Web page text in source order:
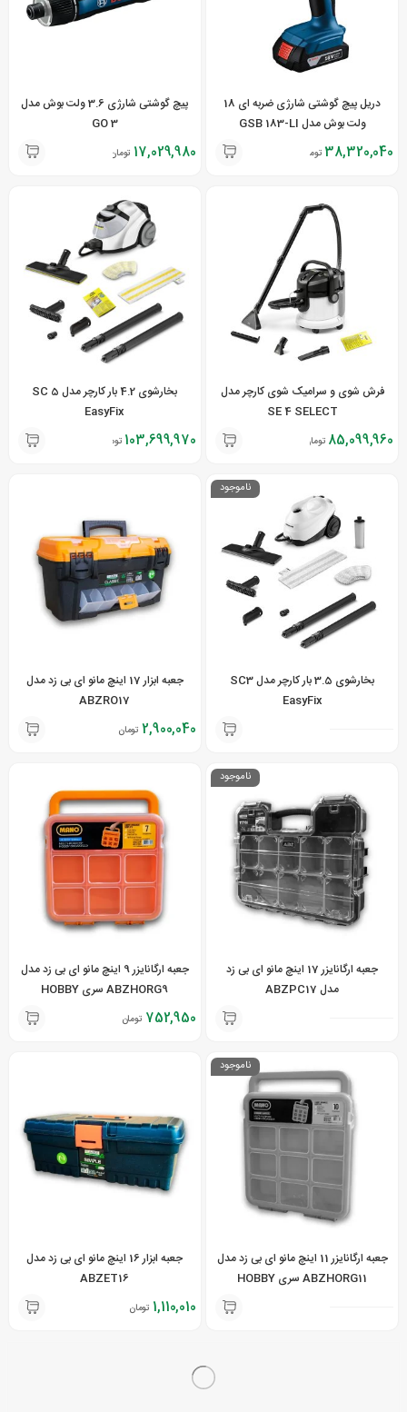
دریل پیچ گوشتی شارژی ضربه ای 18
ولت بوش مدل GSB 183-LI
38,320,040 تومان
پیچ گوشتی شارژی 3.6 ولت بوش مدل
3 GO
17,029,980 تومان
فرش شوی و سرامیک شوی کارچر مدل
SE 4 SELECT
85,099,960 تومان
بخارشوی 4.2 بار کارچر مدل SC 5
EasyFix
103,699,970 تومان
ناموجود
بخارشوی 3.5 بار کارچر مدل SC3
EasyFix
جعبه ابزار 17 اینچ مانو ای بی زد مدل
ABZRO17
2,900,040 تومان
ناموجود
جعبه ارگانایزر 17 اینچ مانو ای بی زد
مدل ABZPC17
جعبه ارگانایزر 9 اینچ مانو ای بی زد مدل
ABZHORG9 سری HOBBY
752,950 تومان
ناموجود
جعبه ارگانایزر 11 اینچ مانو ای بی زد مدل
ABZHORG11 سری HOBBY
جعبه ابزار 16 اینچ مانو ای بی زد مدل
ABZET16
1,110,010 تومان